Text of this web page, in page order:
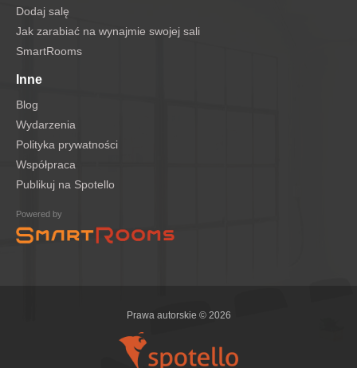
Dodaj salę
Jak zarabiać na wynajmie swojej sali
SmartRooms
Inne
Blog
Wydarzenia
Polityka prywatności
Współpraca
Publikuj na Spotello
Powered by
Prawa autorskie © 2026